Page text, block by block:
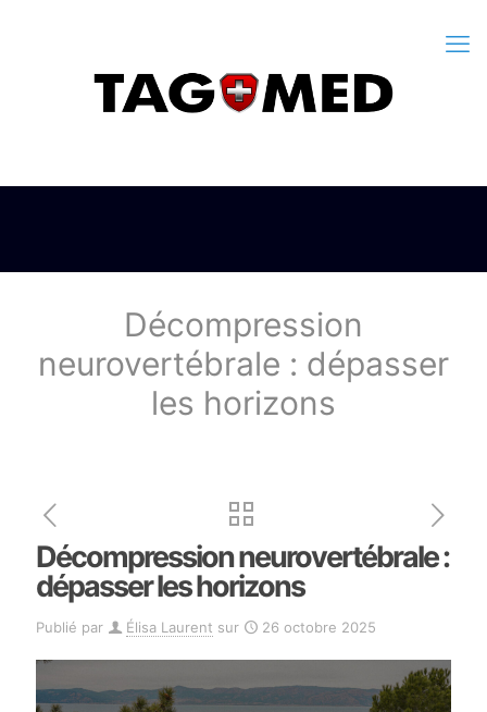
Décompression
neurovertébrale : dépasser
les horizons
Décompression neurovertébrale :
dépasser les horizons
Publié par Élisa Laurent sur 26 octobre 2025